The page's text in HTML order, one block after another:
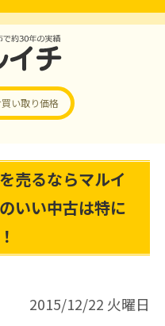
買い取り価格
売るならマルイ
いい中古は特に
2015/12/22 火曜日